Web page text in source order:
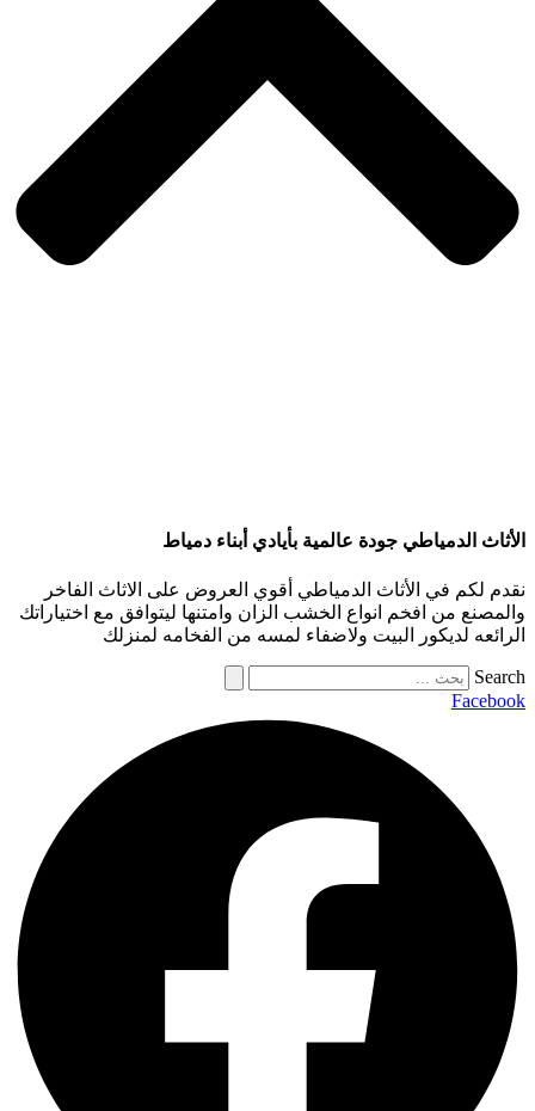
الأثاث الدمياطي جودة عالمية بأيادي أبناء دمياط
نقدم لكم في الأثاث الدمياطي أقوي العروض على الاثاث الفاخر
والمصنع من افخم انواع الخشب الزان وامتنها ليتوافق مع اختياراتك
الرائعه لديكور البيت ولاضفاء لمسه من الفخامه لمنزلك
Search
Facebook